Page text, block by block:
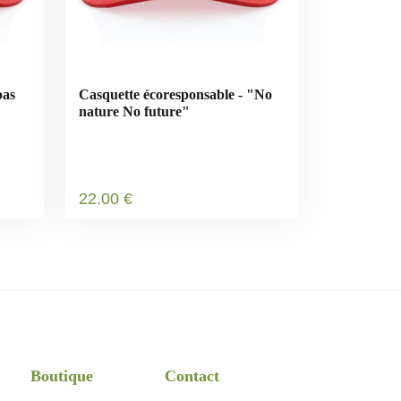
Casquette écoresponsable - "No
nature No future"
22.00 €
Boutique Contact